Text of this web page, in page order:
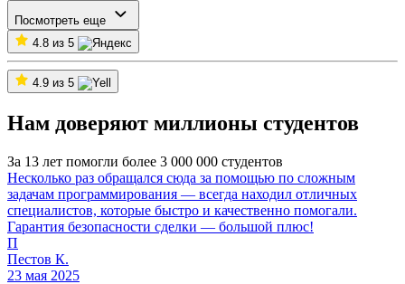
Посмотреть еще
4.8 из 5
4.9 из 5
Нам доверяют миллионы студентов
За 13 лет помогли более 3 000 000 студентов
Несколько раз обращался сюда за помощью по сложным
задачам программирования — всегда находил отличных
специалистов, которые быстро и качественно помогали.
Гарантия безопасности сделки — большой плюс!
П
Пестов К.
23 мая 2025